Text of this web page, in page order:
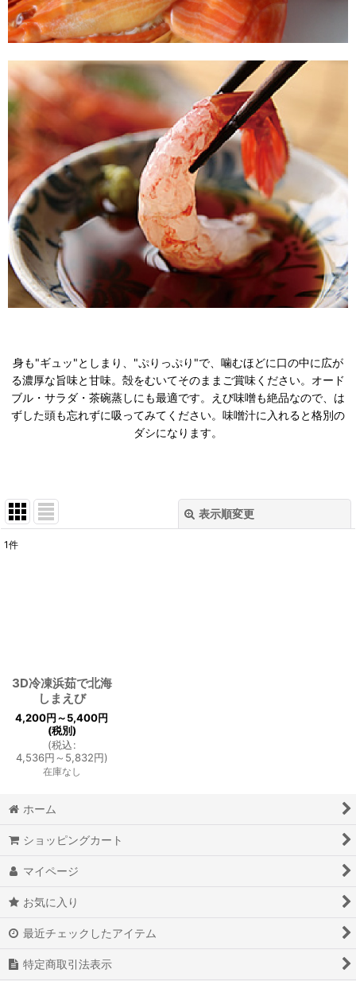
身も"ギュッ"としまり、"ぷりっぷり"で、噛むほどに口の中に広が
る濃厚な旨味と甘味。殻をむいてそのままご賞味ください。オード
ブル・サラダ・茶碗蒸しにも最適です。えび味噌も絶品なので、は
ずした頭も忘れずに吸ってみてください。味噌汁に入れると格別の
ダシになります。
表示順変更
1件
3D冷凍浜茹で北海
しまえび
4,200円～5,400円
(税別)
(税込:
4,536円 ～5,832円)
在庫なし
ホーム
ショッピングカート
マイページ
お気に入り
最近チェックしたアイテム
特定商取引法表示